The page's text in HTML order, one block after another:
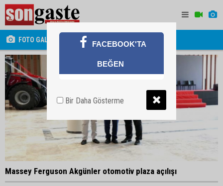
FOTO GALERİ
Massey Ferguson Akgünler otomotiv plaza açılışı
FACEBOOK'TA
BEĞEN
Bir Daha Gösterme